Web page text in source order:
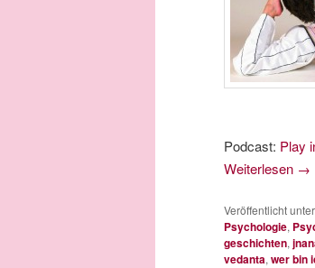
Podcast: Play
Weiterlesen →
Veröffentlicht unter
Psychologie,
geschichten,
vedanta, wer bin